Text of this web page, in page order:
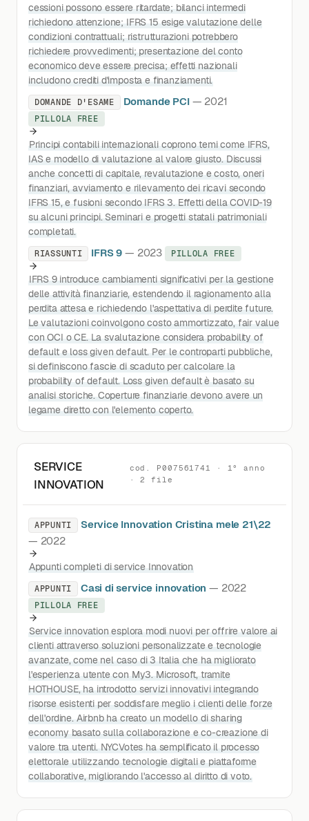
cessioni possono essere ritardate; bilanci intermedi
richiedono attenzione; IFRS 15 esige valutazione delle
condizioni contrattuali; ristrutturazioni potrebbero
richiedere provvedimenti; presentazione del conto
economico deve essere precisa; effetti nazionali
includono crediti d'imposta e finanziamenti.
DOMANDE D'ESAME Domande PCI — 2021
PILLOLA FREE
Principi contabili internazionali coprono temi come IFRS,
IAS e modello di valutazione al valore giusto. Discussi
anche concetti di capitale, revalutazione e costo, oneri
finanziari, avviamento e rilevamento dei ricavi secondo
IFRS 15, e fusioni secondo IFRS 3. Effetti della COVID-19
su alcuni principi. Seminari e progetti statali patrimoniali
completati.
RIASSUNTI IFRS 9— 2023 PILLOLA FREE
IFRS 9 introduce cambiamenti significativi per la gestione
delle attività finanziarie, estendendo il ragionamento alla
perdita attesa e richiedendo l'aspettativa di perdite future.
Le valutazioni coinvolgono costo ammortizzato, fair value
con OCI o CE. La svalutazione considera probability of
default e loss given default. Per le controparti pubbliche,
si definiscono fascie di scaduto per calcolare la
probability of default. Loss given default è basato su
analisi storiche. Coperture finanziarie devono avere un
legame diretto con l'elemento coperto.
SERVICE
INNOVATION
cod. P007561741 · 1° anno
· 2 file
APPUNTI
Service Innovation Cristina mele 21\22
— 2022
Appunti completi di service Innovation
APPUNTI Casi di service innovation — 2022
PILLOLA FREE
Service innovation esplora modi nuovi per offrire valore ai
clienti attraverso soluzioni personalizzate e tecnologie
avanzate, come nel caso di 3 Italia che ha migliorato
l'esperienza utente con My3. Microsoft, tramite
HOTHOUSE, ha introdotto servizi innovativi integrando
risorse esistenti per soddisfare meglio i clienti delle forze
dell'ordine. Airbnb ha creato un modello di sharing
economy basato sulla collaborazione e co-creazione di
valore tra utenti. NYCVotes ha semplificato il processo
elettorale utilizzando tecnologie digitali e piattaforme
collaborative, migliorando l'accesso al diritto di voto.